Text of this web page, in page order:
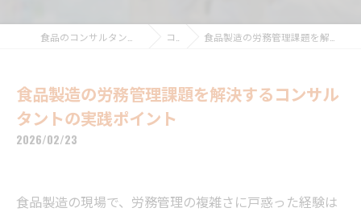
コラム 食品製造の労務管理課題を解決するコンサルタントの実践ポイント
食品製造の労務管理課題を解決するコンサル
タントの実践ポイント
2026/02/23
食品製造の現場で、労務管理の複雑さに戸惑った経験は